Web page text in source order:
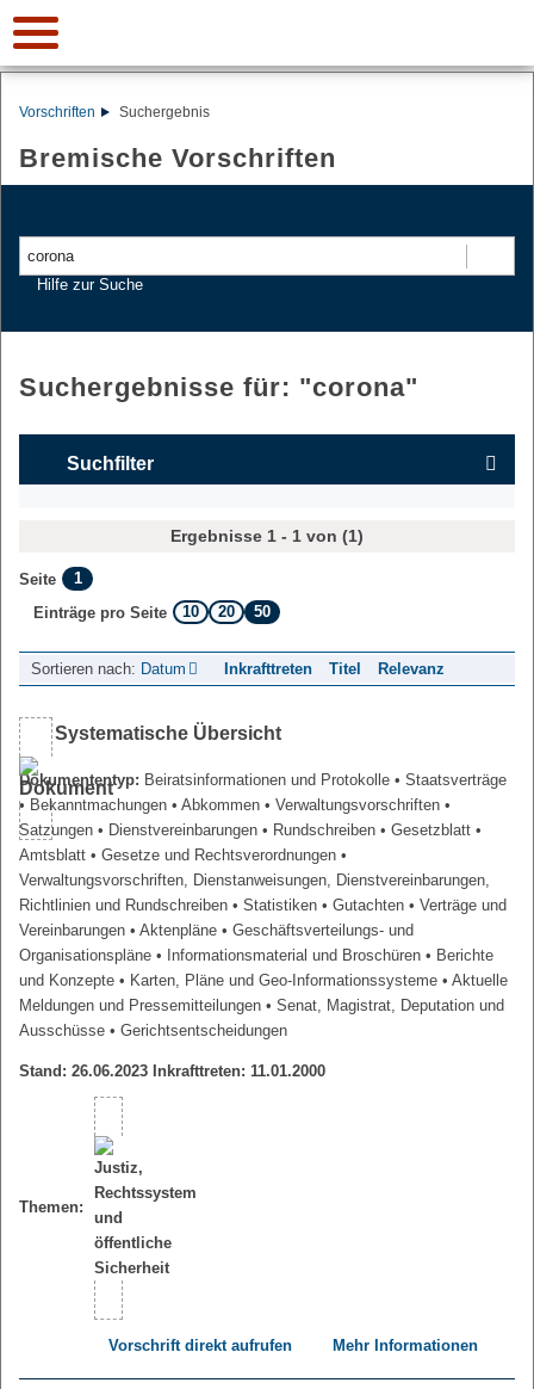
Vorschriften Suchergebnis
Bremische Vorschriften
Hilfe zur Suche
Suchergebnisse für: "corona"
Suchfilter
Ergebnisse 1 - 1 von (1)
Seite
1
Einträge pro Seite
10 20 50
Sortieren nach: Datum Inkrafttreten Titel Relevanz
Systematische Übersicht
Dokumententyp: Beiratsinformationen und Protokolle • Staatsverträge
• Bekanntmachungen • Abkommen • Verwaltungsvorschriften •
Satzungen • Dienstvereinbarungen • Rundschreiben • Gesetzblatt •
Amtsblatt • Gesetze und Rechtsverordnungen •
Verwaltungsvorschriften, Dienstanweisungen, Dienstvereinbarungen,
Richtlinien und Rundschreiben • Statistiken • Gutachten • Verträge und
Vereinbarungen • Aktenpläne • Geschäftsverteilungs- und
Organisationspläne • Informationsmaterial und Broschüren • Berichte
und Konzepte • Karten, Pläne und Geo-Informationssysteme • Aktuelle
Meldungen und Pressemitteilungen • Senat, Magistrat, Deputation und
Ausschüsse • Gerichtsentscheidungen
Stand: 26.06.2023 Inkrafttreten: 11.01.2000
Themen:
Vorschrift direkt aufrufen Mehr Informationen